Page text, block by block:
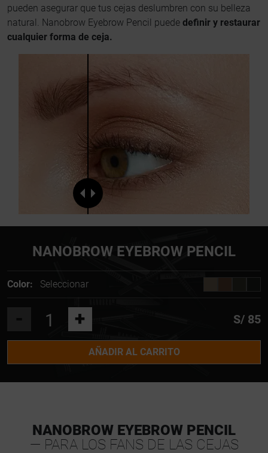
pueden asegurar que tus cejas deslumbren con su belleza
natural. Nanobrow Eyebrow Pencil puede definir y restaurar
cualquier forma de ceja.
NANOBROW EYEBROW PENCIL
Color: Seleccionar
+ S/ 85
AÑADIR AL CARRITO
NANOBROW EYEBROW PENCIL
— PARA LOS FANS DE LAS CEJAS